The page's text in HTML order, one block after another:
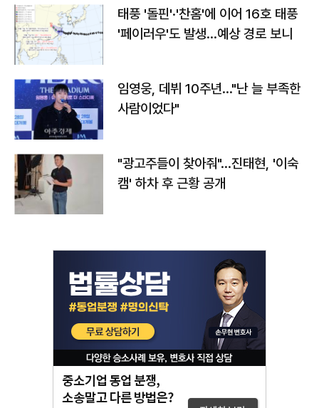
태풍 '돌핀'·'찬홈'에 이어 16호 태풍
'페이러우'도 발생…예상 경로 보니
임영웅, 데뷔 10주년…"난 늘 부족한
사람이었다"
"광고주들이 찾아줘"…진태현, '이숙
캠' 하차 후 근황 공개